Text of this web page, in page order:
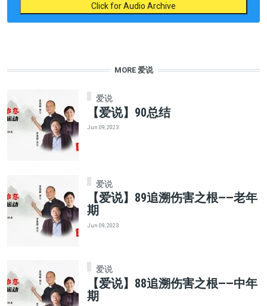
Click for Audio Archive
MORE 爱说
爱说
【爱说】90总结
Jun 09, 2023
爱说
【爱说】89追溯伤害之根——老年
期
Jun 09, 2023
爱说
【爱说】88追溯伤害之根——中年
期